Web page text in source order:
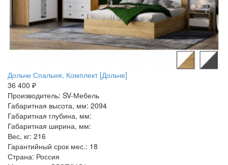
Дольче Спальня, Комплект [Дольче]
36 400 ₽
Производитель: SV-Мебель
Габаритная высота, мм: 2094
Габаритная глубина, мм:
Габаритная ширина, мм:
Вес, кг: 216
Гарантийный срок мес.: 18
Страна: Россия